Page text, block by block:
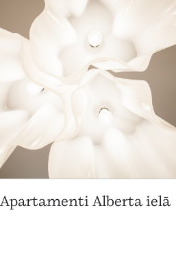
Apartamenti Alberta ielā